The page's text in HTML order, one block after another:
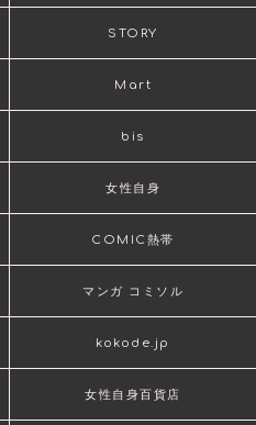
STORY
Mart
bis
女性自身
COMIC熱帯
マンガ コミソル
kokode.jp
女性自身百貨店